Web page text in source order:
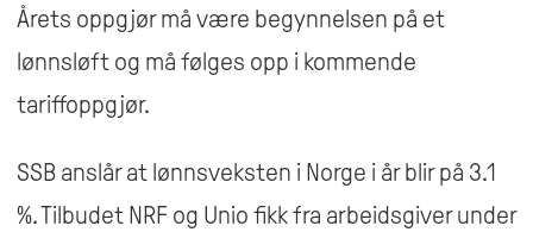
Årets oppgjør må være begynnelsen på et
lønnsløft og må følges opp i kommende
tariffoppgjør.
SSB anslår at lønnsveksten i Norge i år blir på 3.1
%. Tilbudet NRF og Unio fikk fra arbeidsgiver under